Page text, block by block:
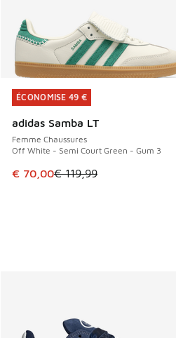
ÉCONOMISE 49 €
adidas Samba LT
Femme Chaussures
Off White - Semi Court Green - Gum 3
Cet article est en promotion.
€ 70,00€ 119,99
ÉCONOMISE 49 €